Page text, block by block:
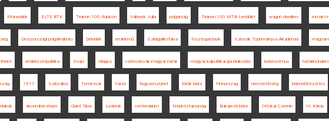
Muravidék ELTE BTK Trianon 100 Rubicon Vallasek Júlia polgárság Trianon 100 MTA-Lendület wagon dwellers román
Oroszországi polgárháború Délvidék emlékmű Szilágyillésfalva fosztogatások Szlovák Tudományos Akadémia magyar-
emlékezetpolitika Svájc Világos csehszlovák-magyar határ magyar külpolitikai gondolkodás bolsevizmus
1917 Szlovákia Temesvár Varsó fegyverszünet török béke Finnország nemzetőrség békeelőkészítés
december elseje Glant Tibor szobrok centenárium Népköztársaság Bukaresti béke Ottokar Czernin IV. Károly